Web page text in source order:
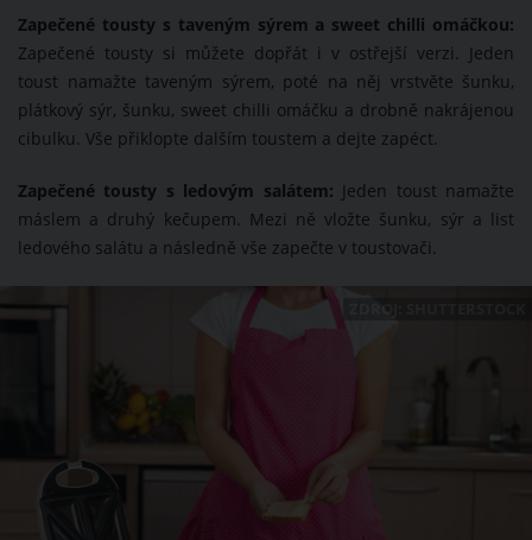
Zapečené tousty s taveným sýrem a sweet chilli omáčkou:
Zapečené tousty si můžete dopřát i v ostřejší verzi. Jeden
toust namažte taveným sýrem, poté na něj vrstvěte šunku,
plátkový sýr, šunku, sweet chilli omáčku a drobně nakrájenou
cibulku. Vše přiklopte dalším toustem a dejte zapéct.
Zapečené tousty s ledovým salátem: Jeden toust namažte
máslem a druhý kečupem. Mezi ně vložte šunku, sýr a list
ledového salátu a následně vše zapečte v toustovači.
ZDROJ: SHUTTERSTOCK